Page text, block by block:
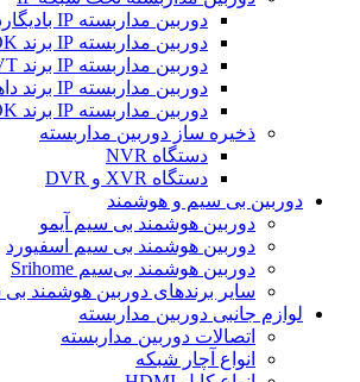
دوربین مداربسته IP بادیگارد
دوربین مداربسته IP برند AILOOK
دوربین مداربسته IP برند TVT
دوربین مداربسته IP برند داهوا
دوربین مداربسته IP برند HILOOK
ذخیره ساز دوربین مداربسته
دستگاه NVR
دستگاه XVR و DVR
دوربین بی سیم و هوشمند
دوربین هوشمند بی سیم آیمو
دوربین هوشمند بی سیم اسفیورد
دوربین هوشمند بی‌سیم Srihome
سایر برندهای دوربین هوشمند
لوازم جانبی دوربین مداربسته
اتصالات دوربین مداربسته
انواع آچار شبکه